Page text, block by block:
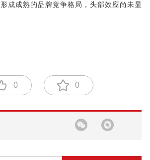
成成熟的品牌竞争格局，头部效应尚未显
0 0